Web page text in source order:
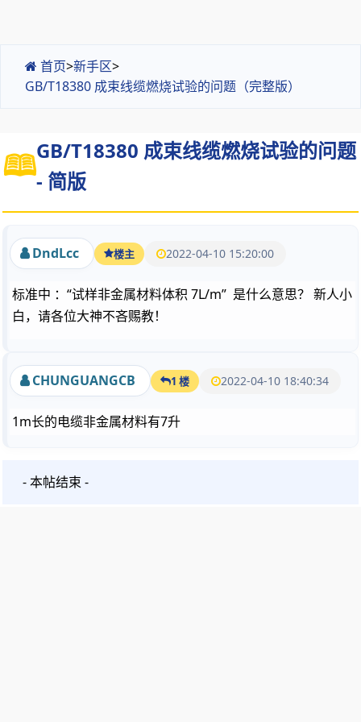
首页>新手区>
GB/T18380 成束线缆燃烧试验的问题（完整版）
GB/T18380 成束线缆燃烧试验的问题
- 简版
DndLcc 楼主 2022-04-10 15:20:00
标准中 ：“试样非金属材料体积 7L/m” 是什么意思？ 新人小
白，请各位大神不吝赐教！
CHUNGUANGCB 1 楼 2022-04-10 18:40:34
1m长的电缆非金属材料有7升
- 本帖结束 -